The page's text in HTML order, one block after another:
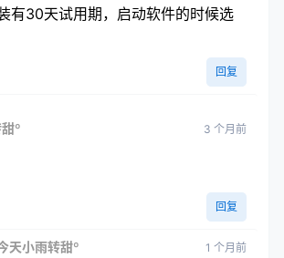
有30天试用期，启动软件的时候选
回复
º 3 个月前
回复
天小雨转甜º 1 个月前